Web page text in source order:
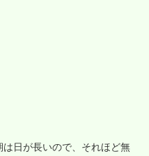
日が長いので、それほど無